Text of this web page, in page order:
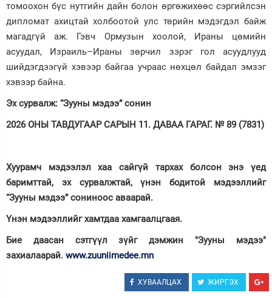
томоохон бүс нутгийн дайн болон өргөжихөөс сэргийлсэн
дипломат ахицтай холбоотой улс төрийн мэдэгдэл байж
магадгүй аж. Гэвч Ормузын хоолой, Ираны цөмийн
асуудал, Израиль–Ираны зөрчил зэрэг гол асуудлууд
шийдэгдээгүй хэвээр байгаа учраас нөхцөл байдал эмзэг
хэвээр байна.
Эх сурвалж: “Зууны мэдээ” сонин
2026 ОНЫ ТАВДУГААР САРЫН 11. ДАВАА ГАРАГ. № 89 (7831)
Хуурамч мэдээлэл хаа сайгүй тархах болсон энэ үед
баримттай, эх сурвалжтай, үнэн бодитой мэдээллийг
“Зууны мэдээ” сониноос аваарай.
Үнэн мэдээллийг хамтдаа хамгаалцгаая.
Бие даасан сэтгүүл зүйг дэмжин "Зууны мэдээ"
захиалаарай. www.zuuniimedee.mn
ХУВААЛЦАХ ЖИРГЭХ